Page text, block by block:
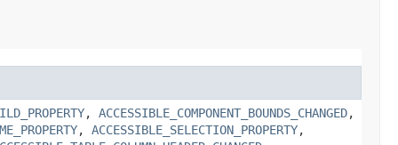
, ACCESSIBLE_COMPONENT_BOUNDS_CHANGED,
, ACCESSIBLE_SELECTION_PROPERTY,